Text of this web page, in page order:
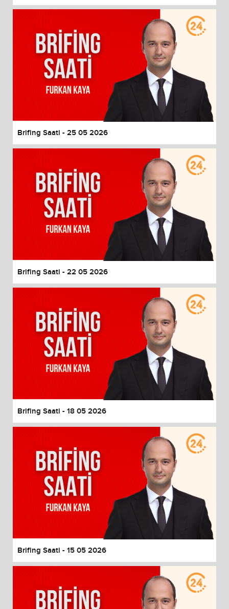
Brifing Saati - 25 05 2026
Brifing Saati - 22 05 2026
Brifing Saati - 18 05 2026
Brifing Saati - 15 05 2026